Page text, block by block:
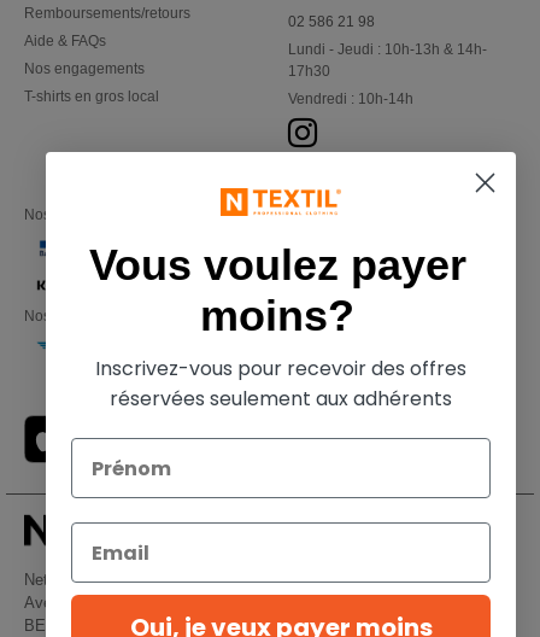
Remboursements/retours
Aide & FAQs
Nos engagements
T-shirts en gros local
02 586 21 98
Lundi - Jeudi : 10h-13h & 14h-
17h30
Vendredi : 10h-14h
Nos partenaires financiers
Nos transporteurs
Netenders Belgium SRL
Avenue Hermann-Debroux 54, 1160, Bruxelles
BE61 3632 1629 8017
Vous voulez payer
moins?
Inscrivez-vous pour recevoir des offres
réservées seulement aux adhérents
Oui, je veux payer moins